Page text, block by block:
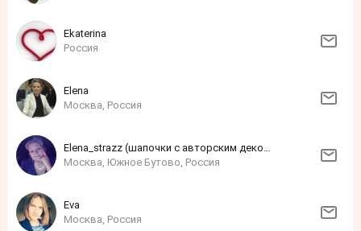
Ekaterina
Россия
Elena
Москва, Россия
Elena_strazz (шапочки с авторским декором из страз)
Москва, Южное Бутово, Россия
Eva
Москва, Россия